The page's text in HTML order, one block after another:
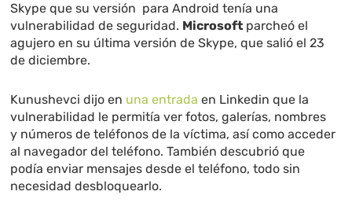
Skype que su versión para Android tenía una
vulnerabilidad de seguridad. Microsoft parcheó el
agujero en su última versión de Skype, que salió el 23
de diciembre.
Kunushevci dijo en una entrada en Linkedin que la
vulnerabilidad le permitía ver fotos, galerías, nombres
y números de teléfonos de la víctima, así como acceder
al navegador del teléfono. También descubrió que
podía enviar mensajes desde el teléfono, todo sin
necesidad desbloquearlo.